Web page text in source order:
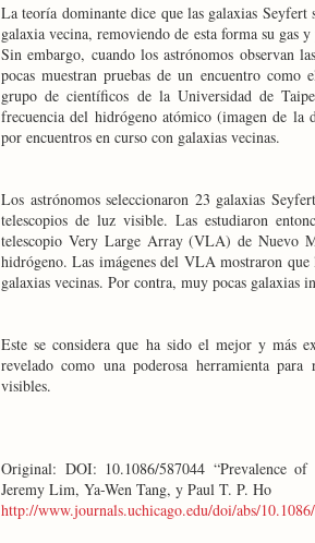
La teoría dominante dice que las galaxias Seyfert
galaxia vecina, removiendo de esta forma su gas
Sin embargo, cuando los astrónomos observan
pocas muestran pruebas de un encuentro
grupo de científicos de la Universidad de
frecuencia del hidrógeno atómico (imagen de la
por encuentros en curso con galaxias vecinas.
Los astrónomos seleccionaron 23 galaxias
telescopios de luz visible. Las estudiaron
telescopio Very Large Array (VLA) de Nuevo
hidrógeno. Las imágenes del VLA mostraron que
galaxias vecinas. Por contra, muy pocas galaxias
Este se considera que ha sido el mejor y más
revelado como una poderosa herramienta
visibles.
Original: DOI: 10.1086/587044 “Prevalence
Jeremy Lim, Ya-Wen Tang, y Paul T. P. Ho
http://www.journals.uchicago.edu/doi/abs/